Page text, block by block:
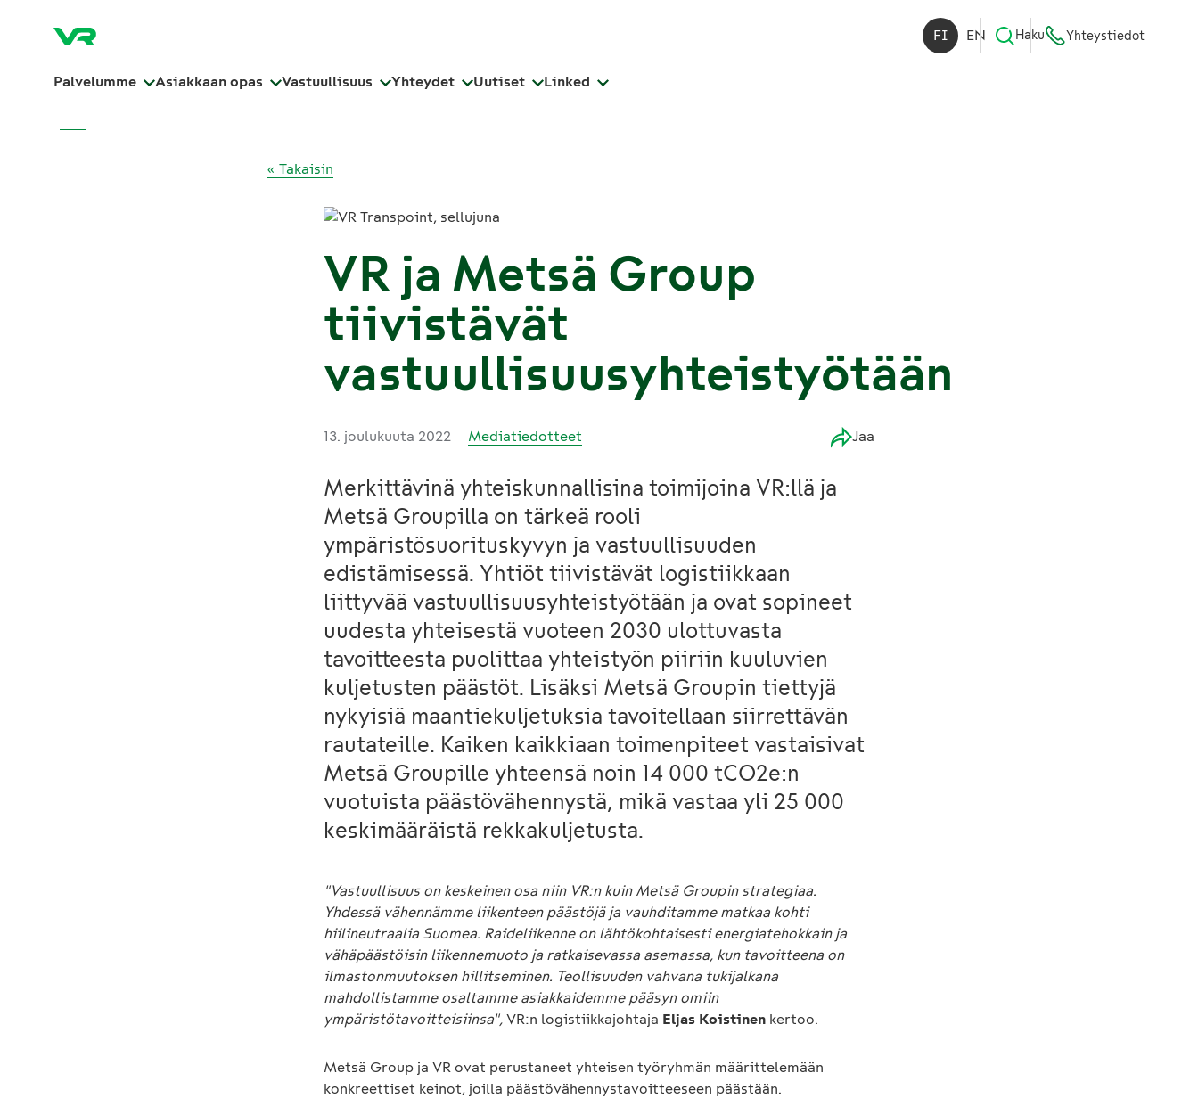
FI EN Haku Yhteystiedot
Palvelumme Asiakkaan opas Vastuullisuus Yhteydet Uutiset Linked
« Takaisin
VR ja Metsä Group
tiivistävät
vastuullisuusyhteistyötään
13. joulukuuta 2022 Mediatiedotteet Jaa
Merkittävinä yhteiskunnallisina toimijoina VR:llä ja
Metsä Groupilla on tärkeä rooli
ympäristösuorituskyvyn ja vastuullisuuden
edistämisessä. Yhtiöt tiivistävät logistiikkaan
liittyvää vastuullisuusyhteistyötään ja ovat sopineet
uudesta yhteisestä vuoteen 2030 ulottuvasta
tavoitteesta puolittaa yhteistyön piiriin kuuluvien
kuljetusten päästöt. Lisäksi Metsä Groupin tiettyjä
nykyisiä maantiekuljetuksia tavoitellaan siirrettävän
rautateille. Kaiken kaikkiaan toimenpiteet vastaisivat
Metsä Groupille yhteensä noin 14 000 tCO2e:n
vuotuista päästövähennystä, mikä vastaa yli 25 000
keskimääräistä rekkakuljetusta.
"Vastuullisuus on keskeinen osa niin VR:n kuin Metsä Groupin strategiaa.
Yhdessä vähennämme liikenteen päästöjä ja vauhditamme matkaa kohti
hiilineutraalia Suomea. Raideliikenne on lähtökohtaisesti energiatehokkain ja
vähäpäästöisin liikennemuoto ja ratkaisevassa asemassa, kun tavoitteena on
ilmastonmuutoksen hillitseminen. Teollisuuden vahvana tukijalkana
mahdollistamme osaltamme asiakkaidemme pääsyn omiin
ympäristötavoitteisiinsa", VR:n logistiikkajohtaja Eljas Koistinen kertoo.
Metsä Group ja VR ovat perustaneet yhteisen työryhmän määrittelemään
konkreettiset keinot, joilla päästövähennystavoitteeseen päästään.